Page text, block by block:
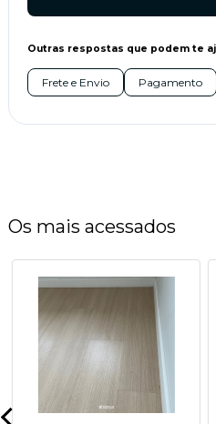
Outras respostas que podem te
Frete e Envio Pagamento
Os mais acessados